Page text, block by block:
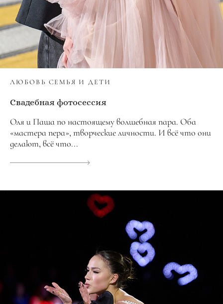
ЛЮБОВЬ СЕМЬЯ И ДЕТИ
Свадебная фотосессия
Оля и Паша по настоящему волшебная пара. Оба
«мастера пера», творческие личности. И всё что они
делают, всё что...